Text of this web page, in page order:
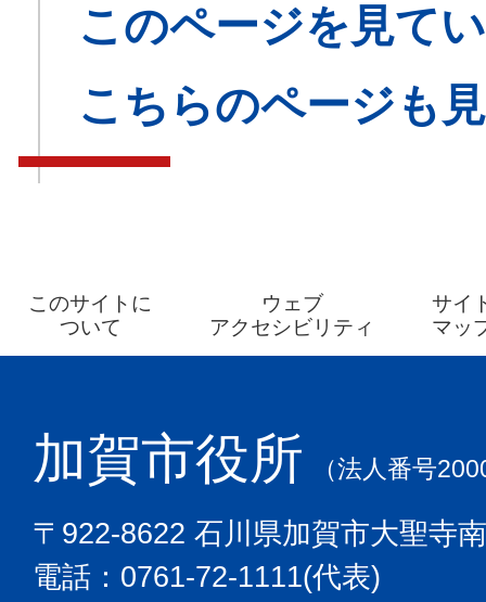
このページを見て
こちらのページも
このサイトに
ついて
ウェブ
アクセシビリティ
サイ
マッ
加賀市役所 （法人番号
〒922-8622 石川県加賀市大聖寺
電話：0761-72-1111(代表)